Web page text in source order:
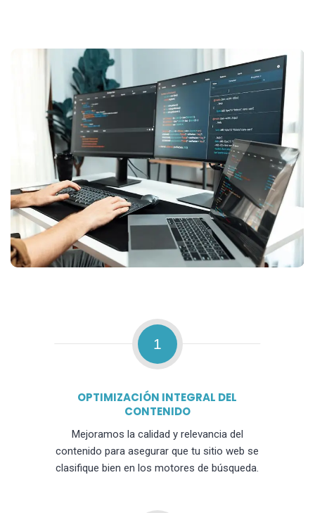
1
OPTIMIZACIÓN INTEGRAL DEL
CONTENIDO
Mejoramos la calidad y relevancia del
contenido para asegurar que tu sitio web se
clasifique bien en los motores de búsqueda.